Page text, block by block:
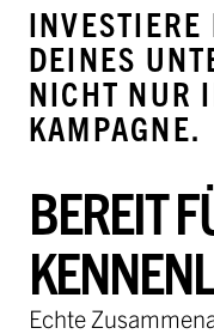
DEINES
NICHT NUR
KAMPAGNE.
BEREIT
Echte